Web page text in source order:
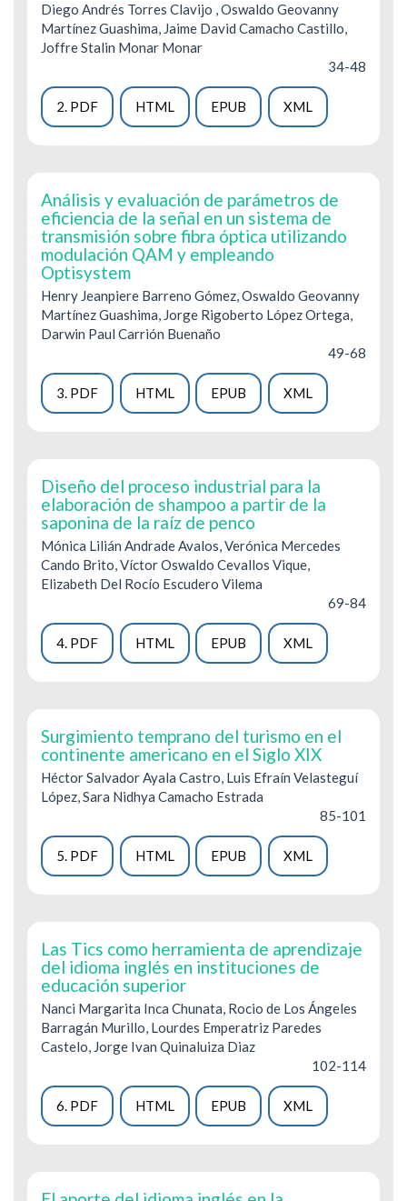
Diego Andrés Torres Clavijo , Oswaldo Geovanny
Martínez Guashima, Jaime David Camacho Castillo,
Joffre Stalin Monar Monar
34-48
2. PDF HTML EPUB XML
Análisis y evaluación de parámetros de
eficiencia de la señal en un sistema de
transmisión sobre fibra óptica utilizando
modulación QAM y empleando
Optisystem
Henry Jeanpiere Barreno Gómez, Oswaldo Geovanny
Martínez Guashima, Jorge Rigoberto López Ortega,
Darwin Paul Carrión Buenaño
49-68
3. PDF HTML EPUB XML
Diseño del proceso industrial para la
elaboración de shampoo a partir de la
saponina de la raíz de penco
Mónica Lilián Andrade Avalos, Verónica Mercedes
Cando Brito, Víctor Oswaldo Cevallos Vique,
Elizabeth Del Rocío Escudero Vilema
69-84
4. PDF HTML EPUB XML
Surgimiento temprano del turismo en el
continente americano en el Siglo XIX
Héctor Salvador Ayala Castro, Luis Efraín Velasteguí
López, Sara Nidhya Camacho Estrada
85-101
5. PDF HTML EPUB XML
Las Tics como herramienta de aprendizaje
del idioma inglés en instituciones de
educación superior
Nanci Margarita Inca Chunata, Rocio de Los Ángeles
Barragán Murillo, Lourdes Emperatriz Paredes
Castelo, Jorge Ivan Quinaluiza Diaz
102-114
6. PDF HTML EPUB XML